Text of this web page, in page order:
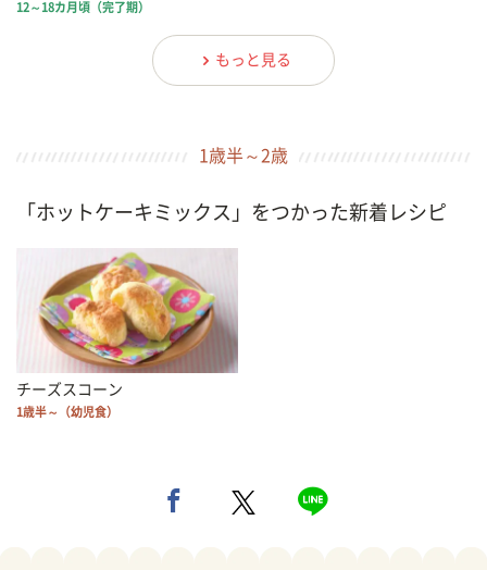
12～18カ月頃（完了期）
もっと見る
1歳半～2歳
「ホットケーキミックス」をつかった新着レシピ
チーズスコーン
1歳半～（幼児食）